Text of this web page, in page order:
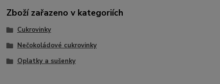
Zboží zařazeno v kategoriích
Cukrovinky
Nečokoládové cukrovinky
Oplatky a sušenky